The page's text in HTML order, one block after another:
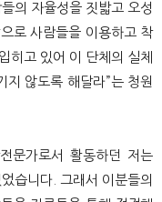
의 자율성을 짓밟고 오성
로 사람들을 이용하고 착
히고 있어 이 단체의 실체
않도록 해달라”는 청원
문가로서 활동하던 저는
습니다. 그래서 이분들의